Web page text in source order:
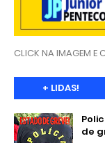
CLICK NA IMAGEM E
+ LIDAS!
de